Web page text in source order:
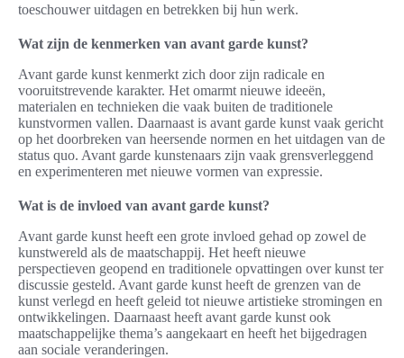
toeschouwer uitdagen en betrekken bij hun werk.
Wat zijn de kenmerken van avant garde kunst?
Avant garde kunst kenmerkt zich door zijn radicale en
vooruitstrevende karakter. Het omarmt nieuwe ideeën,
materialen en technieken die vaak buiten de traditionele
kunstvormen vallen. Daarnaast is avant garde kunst vaak gericht
op het doorbreken van heersende normen en het uitdagen van de
status quo. Avant garde kunstenaars zijn vaak grensverleggend
en experimenteren met nieuwe vormen van expressie.
Wat is de invloed van avant garde kunst?
Avant garde kunst heeft een grote invloed gehad op zowel de
kunstwereld als de maatschappij. Het heeft nieuwe
perspectieven geopend en traditionele opvattingen over kunst ter
discussie gesteld. Avant garde kunst heeft de grenzen van de
kunst verlegd en heeft geleid tot nieuwe artistieke stromingen en
ontwikkelingen. Daarnaast heeft avant garde kunst ook
maatschappelijke thema’s aangekaart en heeft het bijgedragen
aan sociale veranderingen.